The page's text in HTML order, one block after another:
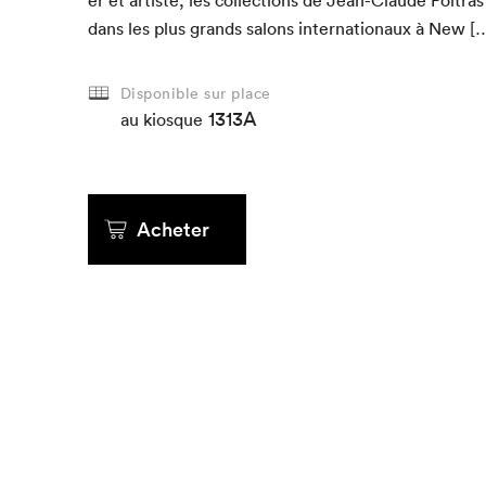
dans les plus grands salons inter­na­tionaux à New
Disponible sur place
au kiosque 1313A
Acheter